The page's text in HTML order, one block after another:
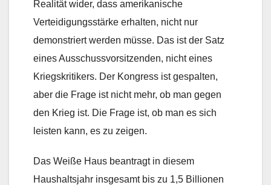
Realität wider, dass amerikanische
Verteidigungsstärke erhalten, nicht nur
demonstriert werden müsse. Das ist der Satz
eines Ausschussvorsitzenden, nicht eines
Kriegskritikers. Der Kongress ist gespalten,
aber die Frage ist nicht mehr, ob man gegen
den Krieg ist. Die Frage ist, ob man es sich
leisten kann, es zu zeigen.
Das Weiße Haus beantragt in diesem
Haushaltsjahr insgesamt bis zu 1,5 Billionen